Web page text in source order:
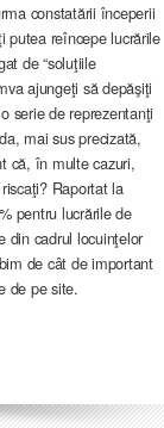
constatării începerii
putea reîncepe lucrările
de “soluţiile
ajungeţi să depăşiţi
serie de reprezentanţi
mai sus precizată,
că, în multe cazuri,
Raportat la
pentru lucrările de
din cadrul locuinţelor
de cât de important
de pe site.